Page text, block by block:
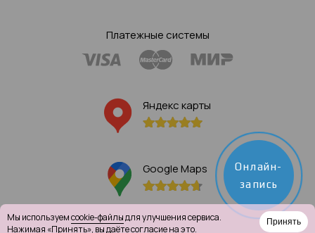
Платежные системы
Яндекс карты
Google Maps
Онлайн-
запись
Мы используемcookie-файлыдля улучшения сервиса.
Нажимая «Принять», вы даёте согласие на это.
Принять